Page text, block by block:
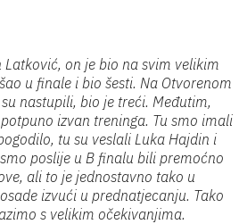
on je bio na svim velikim
u finale i bio šesti. Na Otvorenom
nastupili, bio je treći. Međutim,
izvan treninga. Tu smo imali
tu su veslali Luka Hajdin i
poslije u B finalu bili premoćno
ali to je jednostavno tako u
izvući u prednatjecanju. Tako
s velikim očekivanjima.